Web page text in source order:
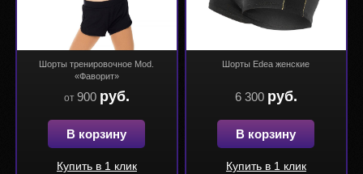
Шорты тренировочное Mod.
«Фаворит»
от 900 руб.
В корзину
Купить в 1 клик
Шорты Edea женские
6 300 руб.
В корзину
Купить в 1 клик